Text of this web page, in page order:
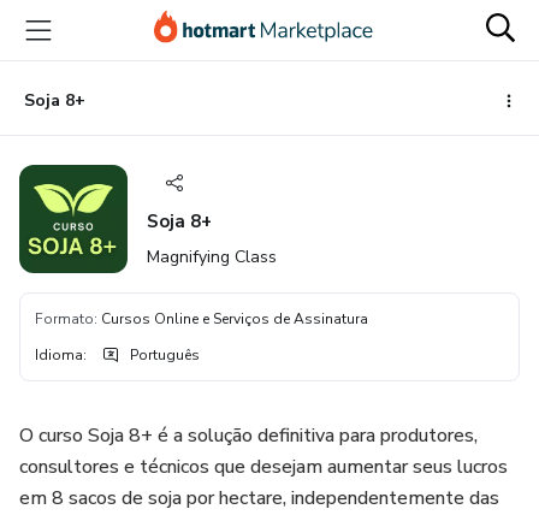
para
conteúdo
principal
para
pagamento
para
rodapé
Soja 8+
Soja 8+
Magnifying Class
Formato: Cursos Online e Serviços de Assinatura
Idioma: Português
O curso Soja 8+ é a solução definitiva para produtores,
consultores e técnicos que desejam aumentar seus lucros
em 8 sacos de soja por hectare, independentemente das